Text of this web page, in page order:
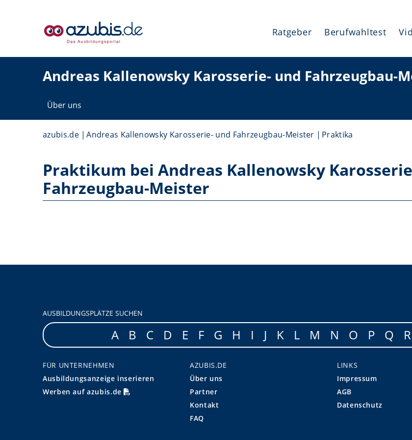
Ratgeber Berufwahltest
Andreas Kallenowsky Karosserie- und Fahrzeugbau-
Über uns
azubis.de Andreas Kallenowsky Karosserie- und Fahrzeugbau-Meister Praktika
Praktikum bei Andreas Kallenowsky
Fahrzeugbau-Meister
AUSBILDUNGSPLÄTZE SUCHEN
A B C D E F G H I J K L M N O P Q R
FÜR UNTERNEHMEN
Ausbildungsanzeige inserieren
Werben auf azubis.de
AZUBIS.DE
Über uns
Partner
Kontakt
FAQ
LINKS
Impressum
AGB
Datenschutz